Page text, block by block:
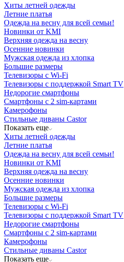
Хиты летней одежды
Летние платья
Одежда на весну для всей семьи!
Новинки от KMI
Верхняя одежда на весну
Осенние новинки
Мужская одежда из хлопка
Большие размеры
Телевизоры с Wi-Fi
Телевизоры с поддержкой Smart TV
Недорогие смартфоны
Смартфоны с 2 sim-картами
Камерофоны
Стильные диваны Castor
Показать еще
Хиты летней одежды
Летние платья
Одежда на весну для всей семьи!
Новинки от KMI
Верхняя одежда на весну
Осенние новинки
Мужская одежда из хлопка
Большие размеры
Телевизоры с Wi-Fi
Телевизоры с поддержкой Smart TV
Недорогие смартфоны
Смартфоны с 2 sim-картами
Камерофоны
Стильные диваны Castor
Показать еще